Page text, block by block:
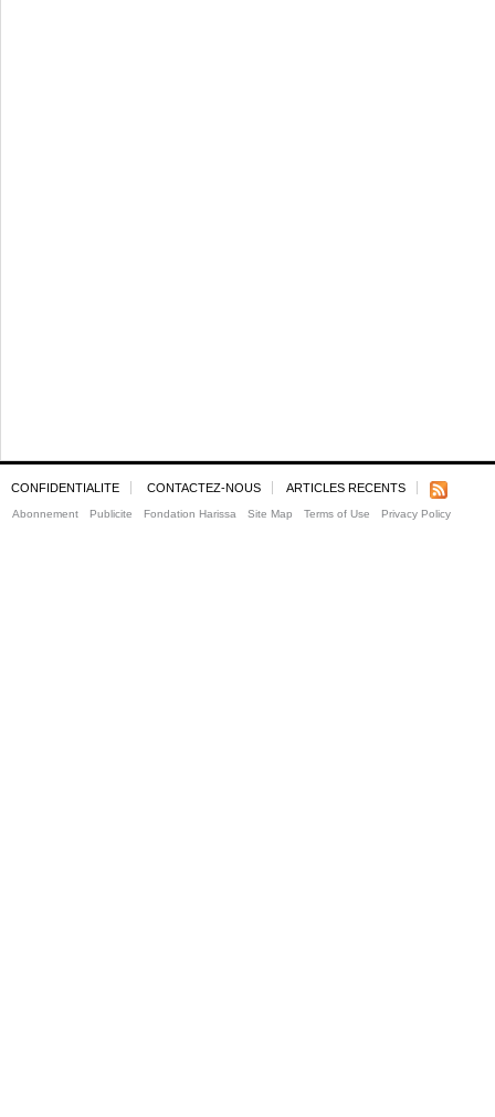
CONFIDENTIALITE CONTACTEZ-NOUS ARTICLES RECENTS
Abonnement Publicite Fondation Harissa Site Map Terms of Use Privacy Policy